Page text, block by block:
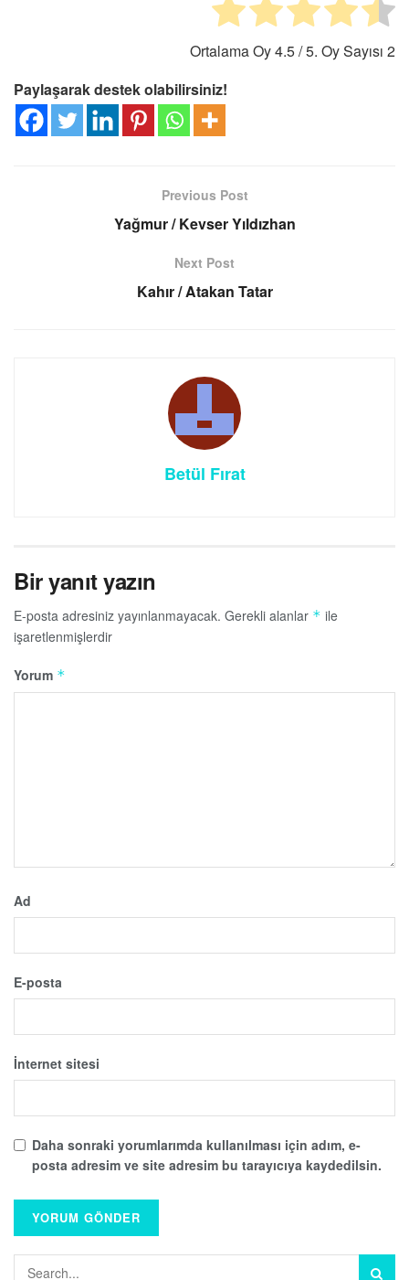
Ortalama Oy4.5/ 5. Oy Sayısı 2
Paylaşarak destek olabilirsiniz!
Previous Post
Yağmur / Kevser Yıldızhan
Next Post
Kahır / Atakan Tatar
Betül Fırat
Bir yanıt yazın
E-posta adresiniz yayınlanmayacak. Gerekli alanlar * ile
işaretlenmişlerdir
Yorum *
Ad
E-posta
İnternet sitesi
Daha sonraki yorumlarımda kullanılması için adım, e-
posta adresim ve site adresim bu tarayıcıya kaydedilsin.